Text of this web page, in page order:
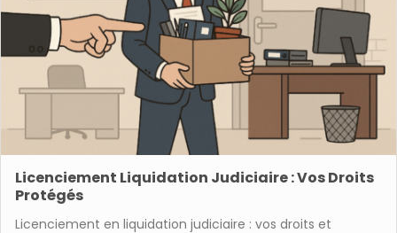
Licenciement Liquidation Judiciaire : Vos Droits
Protégés
Licenciement en liquidation judiciaire : vos droits et